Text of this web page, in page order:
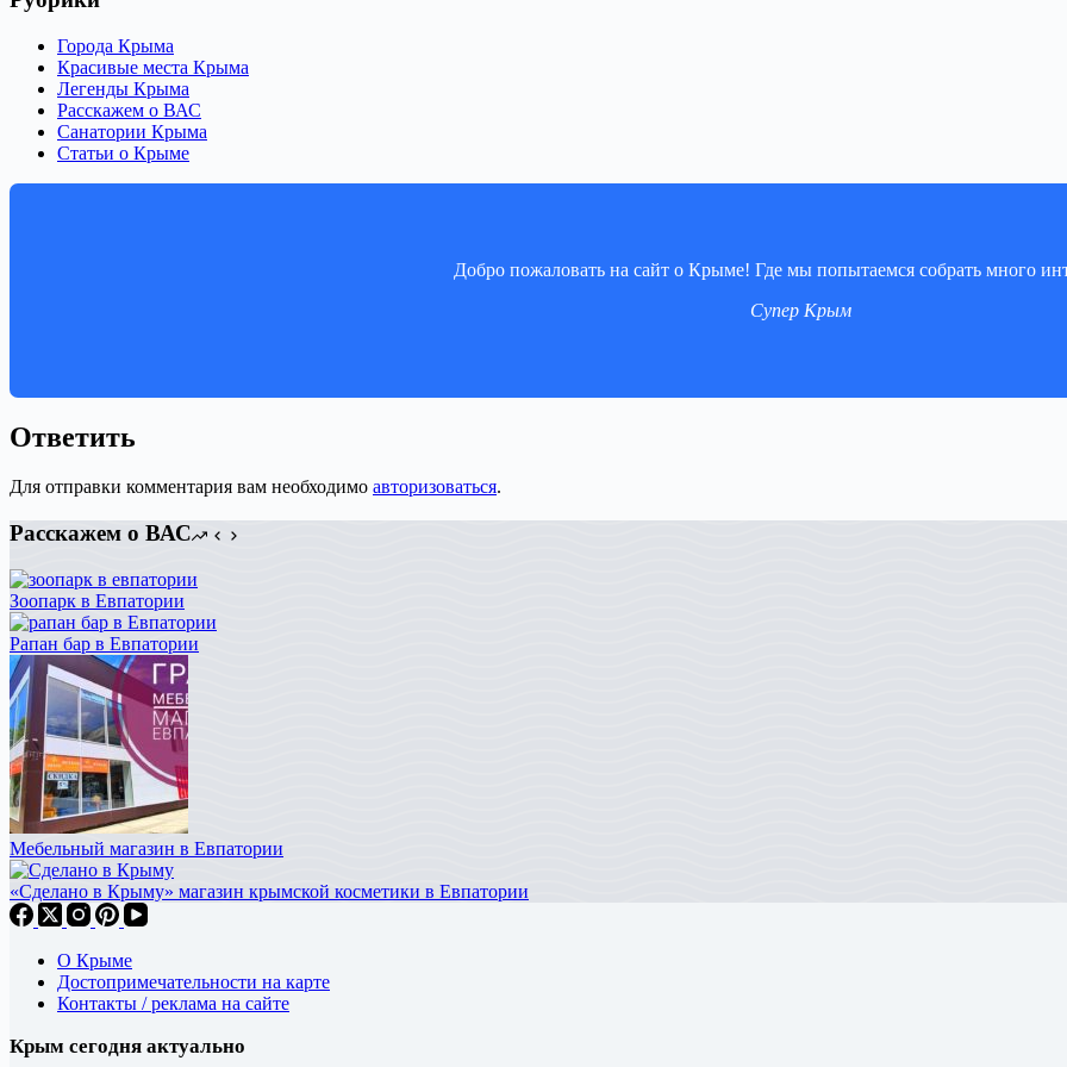
Города Крыма
Красивые места Крыма
Легенды Крыма
Расскажем о ВАС
Санатории Крыма
Статьи о Крыме
Добро пожаловать на сайт о Крыме! Где мы попытаемся собрать много
Супер Крым
Ответить
Для отправки комментария вам необходимо авторизоваться.
Расскажем о ВАС
Зоопарк в Евпатории
Рапан бар в Евпатории
Мебельный магазин в Евпатории
«Сделано в Крыму» магазин крымской косметики в Евпатории
О Крыме
Достопримечательности на карте
Контакты / реклама на сайте
Крым сегодня актуально